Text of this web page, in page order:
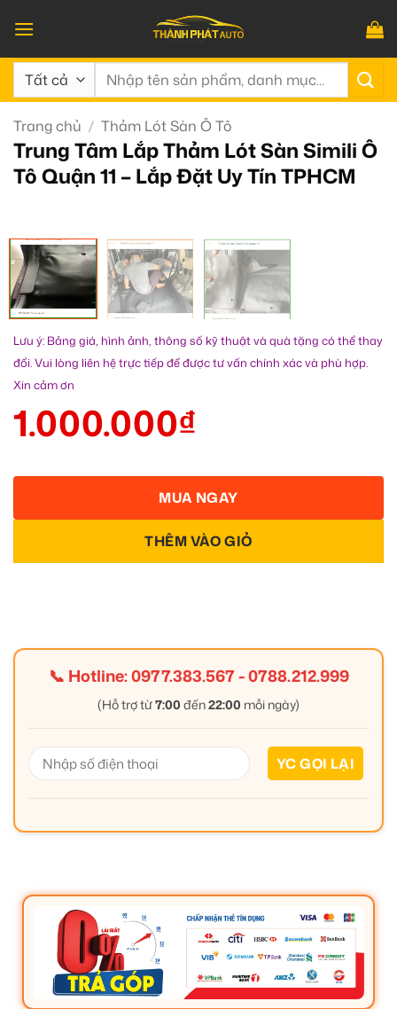
qua
nội
dung
Tìm
Trang chủ / Thảm Lót Sàn Ô Tô
Trung Tâm Lắp Thảm Lót Sàn Simili Ô
Tô Quận 11 – Lắp Đặt Uy Tín TPHCM
Lưu ý: Bảng giá, hình ảnh, thông số kỹ thuật và quà tặng có thể thay
đổi. Vui lòng liên hệ trực tiếp để được tư vấn chính xác và phù hợp.
Xin cảm ơn
1.000.000₫
THÊM VÀO GIỎ
MUA NGAY
📞 Hotline:0977.383.567-0788.212.999
(Hỗ trợ từ7:00 đến22:00 mỗi ngày)